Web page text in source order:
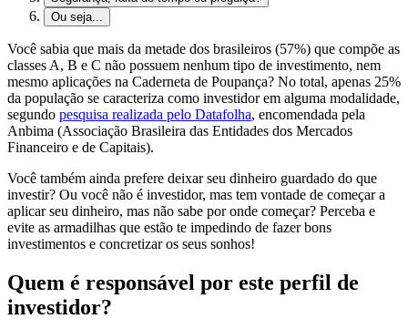
Ou seja...
Você sabia que mais da metade dos brasileiros (57%) que compõe as
classes A, B e C não possuem nenhum tipo de investimento, nem
mesmo aplicações na Caderneta de Poupança? No total, apenas 25%
da população se caracteriza como investidor em alguma modalidade,
segundo pesquisa realizada pelo Datafolha, encomendada pela
Anbima (Associação Brasileira das Entidades dos Mercados
Financeiro e de Capitais).
Você também ainda prefere deixar seu dinheiro guardado do que
investir? Ou você não é investidor, mas tem vontade de começar a
aplicar seu dinheiro, mas não sabe por onde começar? Perceba e
evite as armadilhas que estão te impedindo de fazer bons
investimentos e concretizar os seus sonhos!
Quem é responsável por este perfil de
investidor?